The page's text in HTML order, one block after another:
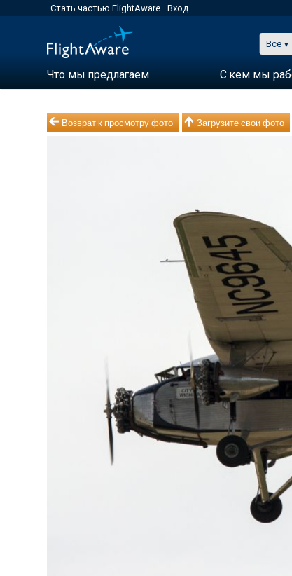
Стать частью FlightAware Вход
Всё
Что мы предлагаем С кем мы
Возврат к просмотру фото Загрузите свои фото